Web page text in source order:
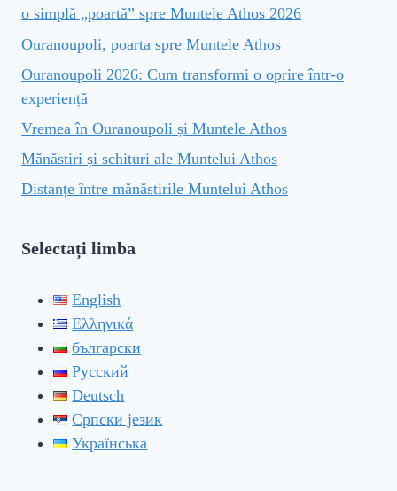
o simplă „poartă” spre Muntele Athos 2026
Ouranoupoli, poarta spre Muntele Athos
Ouranoupoli 2026: Cum transformi o oprire într-o
experiență
Vremea în Ouranoupoli și Muntele Athos
Mănăstiri și schituri ale Muntelui Athos
Distanțe între mănăstirile Muntelui Athos
Selectați limba
English
Ελληνικά
български
Русский
Deutsch
Српски језик
Українська